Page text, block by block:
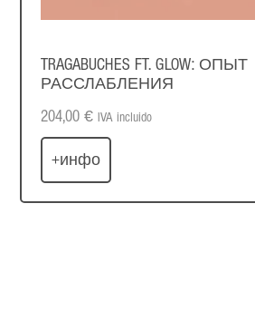
TRAGABUCHES FT. GLOW: ОПЫТ
РАССЛАБЛЕНИЯ
204,00 € IVA incluido
+инфо